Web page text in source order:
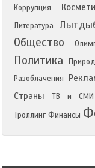
Коррупция
Литература
Общество
Политика
Разоблачения
Страны
ТВ и СМИ
Троллинг Финансы